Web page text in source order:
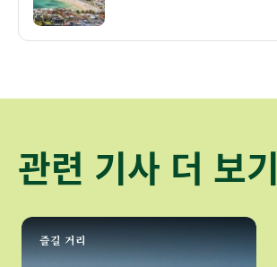
관련 기사 더 보기
즐길 거리